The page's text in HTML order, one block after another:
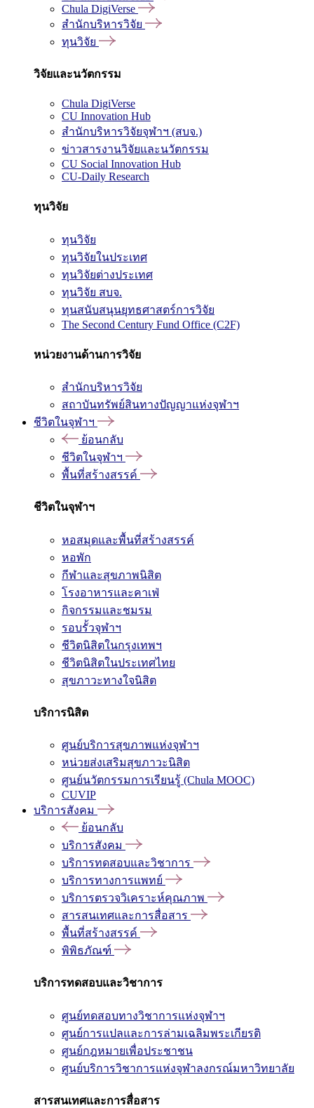
Chula DigiVerse
สำนักบริหารวิจัย
ทุนวิจัย
วิจัยและนวัตกรรม
Chula DigiVerse
CU Innovation Hub
สำนักบริหารวิจัยจุฬาฯ (สบจ.)
ข่าวสารงานวิจัยและนวัตกรรม
CU Social Innovation Hub
CU-Daily Research
ทุนวิจัย
ทุนวิจัย
ทุนวิจัยในประเทศ
ทุนวิจัยต่างประเทศ
ทุนวิจัย สบจ.
ทุนสนับสนุนยุทธศาสตร์การวิจัย
The Second Century Fund Office (C2F)
หน่วยงานด้านการวิจัย
สำนักบริหารวิจัย
สถาบันทรัพย์สินทางปัญญาแห่งจุฬาฯ
ชีวิตในจุฬาฯ
ย้อนกลับ
ชีวิตในจุฬาฯ
พื้นที่สร้างสรรค์
ชีวิตในจุฬาฯ
หอสมุดและพื้นที่สร้างสรรค์
หอพัก
กีฬาและสุขภาพนิสิต
โรงอาหารและคาเฟ่
กิจกรรมและชมรม
รอบรั้วจุฬาฯ
ชีวิตนิสิตในกรุงเทพฯ
ชีวิตนิสิตในประเทศไทย
สุขภาวะทางใจนิสิต
บริการนิสิต
ศูนย์บริการสุขภาพแห่งจุฬาฯ
หน่วยส่งเสริมสุขภาวะนิสิต
ศูนย์นวัตกรรมการเรียนรู้ (Chula MOOC)
CUVIP
บริการสังคม
ย้อนกลับ
บริการสังคม
บริการทดสอบและวิชาการ
บริการทางการแพทย์
บริการตรวจวิเคราะห์คุณภาพ
สารสนเทศและการสื่อสาร
พื้นที่สร้างสรรค์
พิพิธภัณฑ์
บริการทดสอบและวิชาการ
ศูนย์ทดสอบทางวิชาการแห่งจุฬาฯ
ศูนย์การแปลและการล่ามเฉลิมพระเกียรติ
ศูนย์กฎหมายเพื่อประชาชน
ศูนย์บริการวิชาการแห่งจุฬาลงกรณ์มหาวิทยาลัย
สารสนเทศและการสื่อสาร